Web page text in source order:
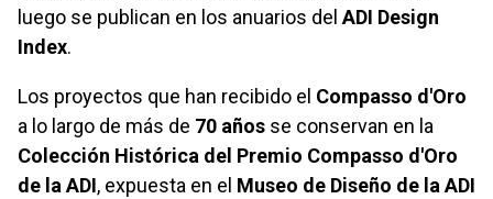
luego se publican en los anuarios del ADI Design
Index.
Los proyectos que han recibido el Compasso d'Oro
a lo largo de más de 70 años se conservan en la
Colección Histórica del Premio Compasso d'Oro
de la ADI, expuesta en el Museo de Diseño de la ADI